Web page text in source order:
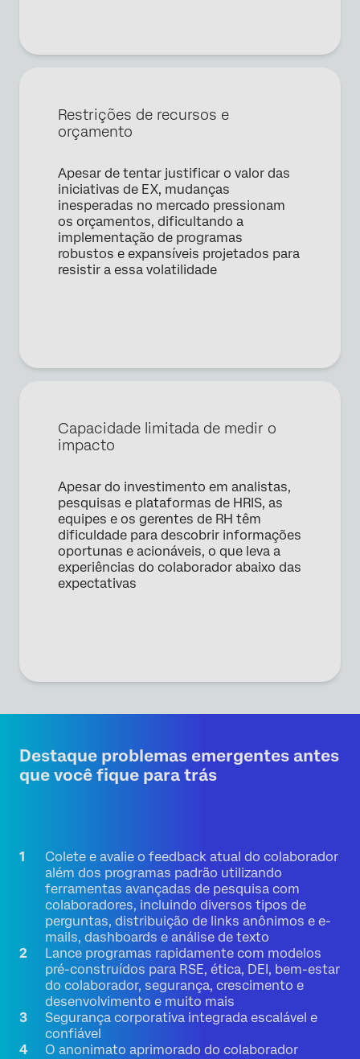
País*
nossa Declaração de Privacidade
Enviar
Restrições de recursos e
orçamento
Apesar de tentar justificar o valor das
iniciativas de EX, mudanças
inesperadas no mercado pressionam
os orçamentos, dificultando a
implementação de programas
robustos e expansíveis projetados para
resistir a essa volatilidade
Capacidade limitada de medir o
impacto
Apesar do investimento em analistas,
pesquisas e plataformas de HRIS, as
equipes e os gerentes de RH têm
dificuldade para descobrir informações
oportunas e acionáveis, o que leva a
experiências do colaborador abaixo das
expectativas
Destaque problemas emergentes antes
que você fique para trás
Colete e avalie o feedback atual do colaborador
além dos programas padrão utilizando
ferramentas avançadas de pesquisa com
colaboradores, incluindo diversos tipos de
perguntas, distribuição de links anônimos e e-
mails, dashboards e análise de texto
Lance programas rapidamente com modelos
pré-construídos para RSE, ética, DEI, bem-estar
do colaborador, segurança, crescimento e
desenvolvimento e muito mais
Segurança corporativa integrada escalável e
confiável
O anonimato aprimorado do colaborador